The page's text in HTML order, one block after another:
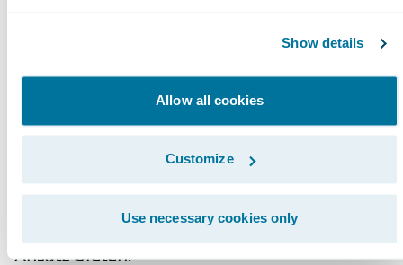
Show details
Allow all cookies
Customize
Use necessary cookies only
sowie die Möglichkeit, Daten sicher
auszutauschen. Guidewire CustomerEngage
konnte in Verbindung mit Guidewire
ClaimCenter mit dem höchsten
Nutzenpotenzial und dem niedrigsten
Investitionsbedarf den überzeugendsten
Ansatz bieten.